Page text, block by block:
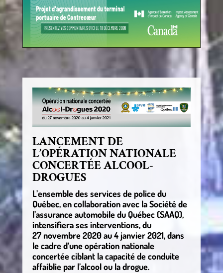
LANCEMENT DE
L’OPÉRATION NATIONALE
CONCERTÉE ALCOOL-
DROGUES
L’ensemble des services de police du
Québec, en collaboration avec la Société de
l’assurance automobile du Québec (SAAQ),
intensifiera ses interventions, du
27 novembre 2020 au 4 janvier 2021, dans
le cadre d’une opération nationale
concertée ciblant la capacité de conduite
affaiblie par l’alcool ou la drogue.